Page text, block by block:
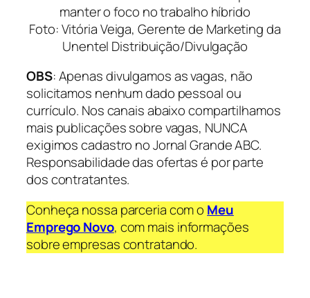
Foto: Vitória Veiga, Gerente de Marketing da
Unentel Distribuição/Divulgação
OBS: Apenas divulgamos as vagas, não
solicitamos nenhum dado pessoal ou
currículo. Nos canais abaixo compartilhamos
mais publicações sobre vagas, NUNCA
exigimos cadastro no Jornal Grande ABC.
Responsabilidade das ofertas é por parte
dos contratantes.
Conheça nossa parceria com o Meu
Emprego Novo, com mais informações
sobre empresas contratando.